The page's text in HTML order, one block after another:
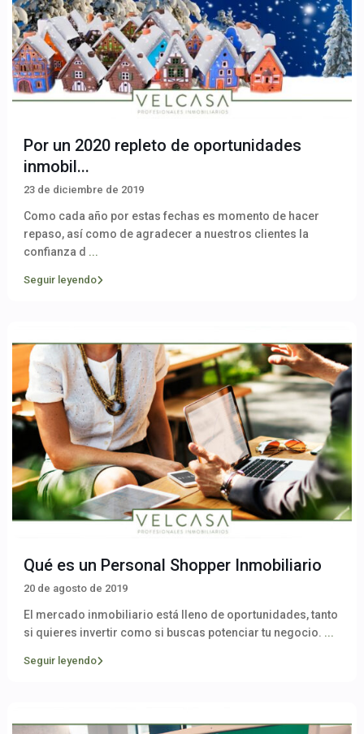
Por un 2020 repleto de oportunidades
inmobil...
23 de diciembre de 2019
Como cada año por estas fechas es momento de hacer
repaso, así como de agradecer a nuestros clientes la
confianza d ...
Seguir leyendo
Qué es un Personal Shopper Inmobiliario
20 de agosto de 2019
El mercado inmobiliario está lleno de oportunidades, tanto
si quieres invertir como si buscas potenciar tu negocio. ...
Seguir leyendo